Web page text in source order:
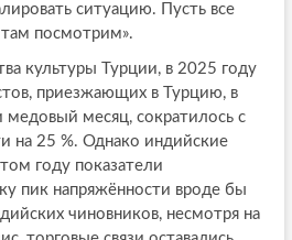
ситуацию. Пусть все
посмотрим».
культуры Турции, в 2025 году
приезжающих в Турцию, в
медовый месяц, сократилось с
на 25 %. Однако индийские
году показатели
пик напряжённости вроде бы
чиновников, несмотря на